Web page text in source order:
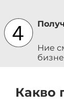
Ние
Какво